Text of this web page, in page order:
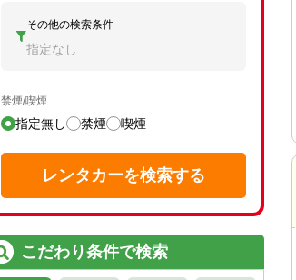
その他の検索条件
指定なし
禁煙/喫煙
指定無し 禁煙 喫煙
レンタカーを検索する
こだわり条件で検索